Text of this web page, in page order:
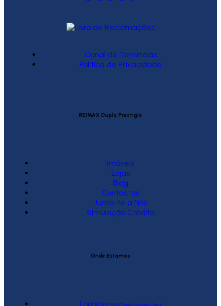
Canal de Denúncias
Política de Privacidade
RE/MAX Duplo Prestígio
Imóveis
Lojas
Blog
Contactos
Junta-te a Nós
Simulação Crédito
Onde Estamos
Loures(RE/MAX Duplo Prestígio One)